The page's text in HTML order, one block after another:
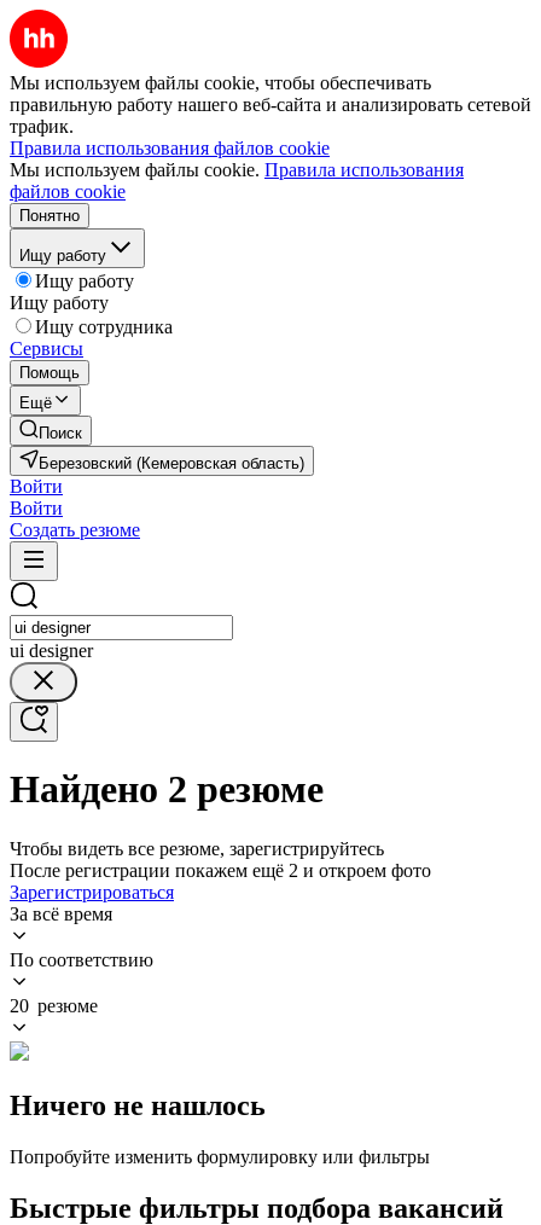
Мы используем файлы cookie, чтобы обеспечивать
правильную работу нашего веб-сайта и анализировать сетевой
трафик.
Правила использования файлов cookie
Мы используем файлы cookie. Правила использования
файлов cookie
Понятно
Ищу работу
Ищу работу
Ищу работу
Ищу сотрудника
Сервисы
Помощь
Ещё
Поиск
Березовский (Кемеровская область)
Войти
Войти
Создать резюме
ui designer
Найдено 2 резюме
Чтобы видеть все резюме, зарегистрируйтесь
После регистрации покажем ещё 2 и откроем фото
Зарегистрироваться
За всё время
По соответствию
20 резюме
Ничего не нашлось
Попробуйте изменить формулировку или фильтры
Быстрые фильтры подбора вакансий